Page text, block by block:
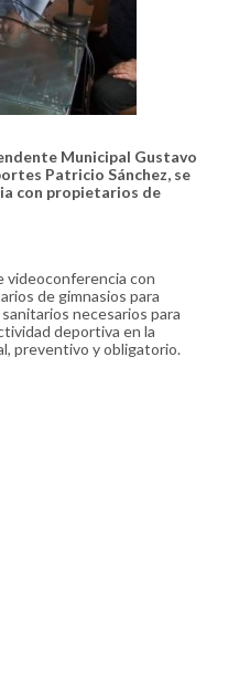
Municipal Gustavo
Patricio Sánchez, se
con propietarios de
videoconferencia con
de gimnasios para
necesarios para
deportiva en la
preventivo y obligatorio.